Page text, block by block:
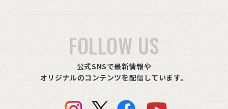
FOLLOW US
公式SNSで最新情報や
オリジナルのコンテンツを配信しています。